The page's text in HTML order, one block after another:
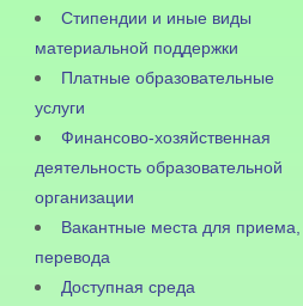
Стипендии и иные виды
материальной поддержки
Платные образовательные
услуги
Финансово-хозяйственная
деятельность образовательной
организации
Вакантные места для приема,
перевода
Доступная среда